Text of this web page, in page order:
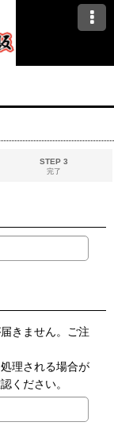
STEP 3
完了
きません。ご注
理される場合が
ください。